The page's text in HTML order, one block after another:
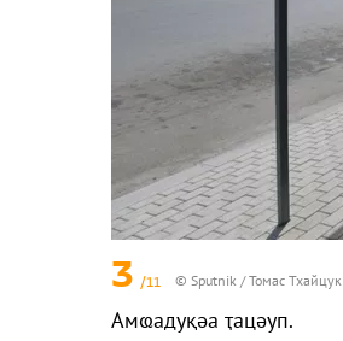
3 /11 © Sputnik / Томас Тхайцук
Амҩадуқәа ҭацәуп.